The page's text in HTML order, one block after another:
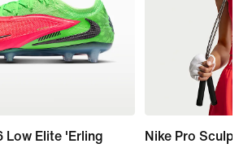
Low Elite 'Erling
Nike Pro Sculpt